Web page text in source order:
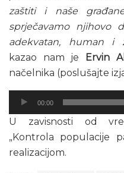
zaštiti i naše
sprječavamo njihovo
adekvatan, human i
kazao nam je
Ervin
načelnika (poslušajte
Audio
Player
00:00
U zavisnosti od
„Kontrola populacije
realizacijom.